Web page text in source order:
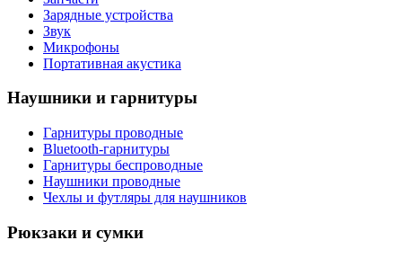
Зарядные устройства
Звук
Микрофоны
Портативная акустика
Наушники и гарнитуры
Гарнитуры проводные
Bluetooth-гарнитуры
Гарнитуры беспроводные
Наушники проводные
Чехлы и футляры для наушников
Рюкзаки и сумки